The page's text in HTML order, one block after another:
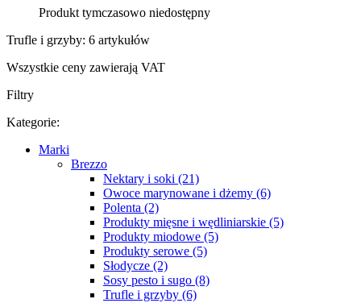
Produkt tymczasowo niedostępny
Trufle i grzyby: 6 artykułów
Wszystkie ceny zawierają VAT
Filtry
Kategorie:
Marki
Brezzo
Nektary i soki (21)
Owoce marynowane i dżemy (6)
Polenta (2)
Produkty mięsne i wędliniarskie (5)
Produkty miodowe (5)
Produkty serowe (5)
Słodycze (2)
Sosy pesto i sugo (8)
Trufle i grzyby (6)